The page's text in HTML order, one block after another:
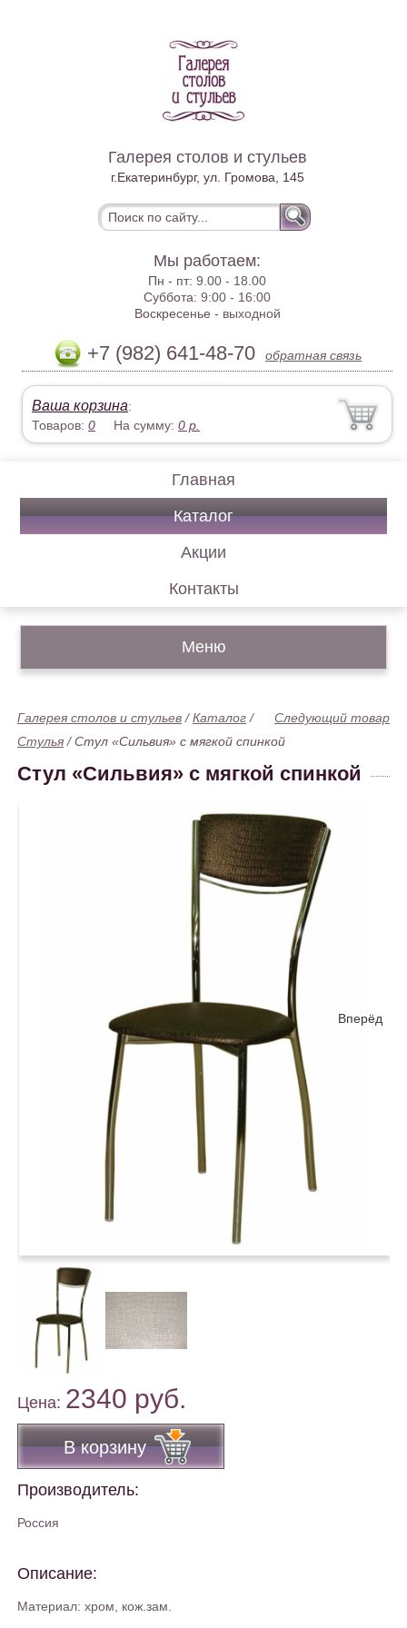
Галерея столов и стульев
г.Екатеринбург, ул. Громова, 145
Мы работаем:
Пн - пт:9.00 - 18.00
Суббота:9:00 - 16:00
Воскресенье - выходной
+7 (982) 641-48-70 обратная связь
Ваша корзина:
Товаров:0 На сумму:0 р.
Главная
Каталог
Акции
Контакты
Меню
Следующий товар
Галерея столов и стульев /Каталог /
Стулья /Стул «Сильвия» с мягкой спинкой
Стул «Сильвия» с мягкой спинкой
Вперёд
Цена: 2340 руб.
В корзину
Производитель:
Россия
Описание:
Материал: хром, кож.зам.